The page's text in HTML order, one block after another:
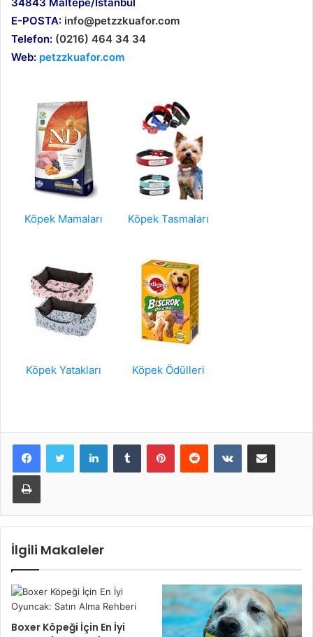
E-POSTA: info@petzzkuafor.com
Telefon: (0216) 464 34 34
Web: petzzkuafor.com
Köpek Mamaları Köpek Tasmaları
Köpek Yatakları Köpek Ödülleri
LinkedInTumblr PinterestReddit VKontakteE-Posta ile paylaş
Yazdır
İlgili Makaleler
Boxer Köpeği İçin En İyi